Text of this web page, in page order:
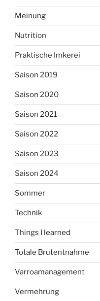
Meinung
Nutrition
Praktische Imkerei
Saison 2019
Saison 2020
Saison 2021
Saison 2022
Saison 2023
Saison 2024
Sommer
Technik
Things I learned
Totale Brutentnahme
Varroamanagement
Vermehrung